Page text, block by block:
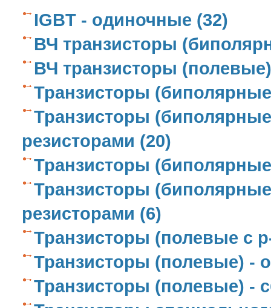
IGBT - одиночные (32)
ВЧ транзисторы
ВЧ транзисторы
Транзисторы
Транзисторы
резисторами (20)
Транзисторы
Транзисторы
резисторами (6)
Транзисторы (полевые с
Транзисторы (полевые) -
Транзисторы (полевые) -